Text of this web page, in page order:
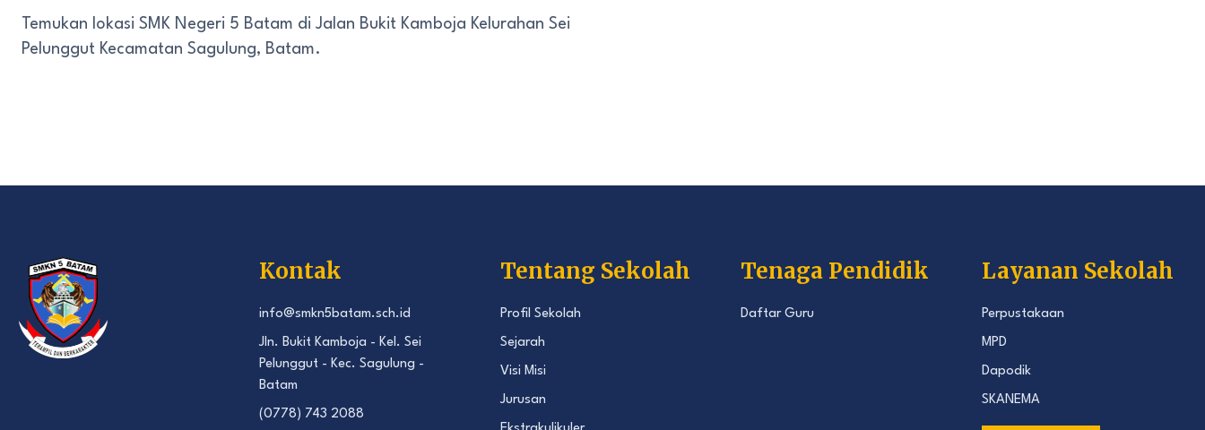
Temukan lokasi SMK Negeri 5 Batam di Jalan Bukit Kamboja Kelurahan Sei
Pelunggut Kecamatan Sagulung, Batam.
Kontak
info@smkn5batam.sch.id
Jln. Bukit Kamboja - Kel. Sei
Pelunggut - Kec. Sagulung -
Batam
(0778) 743 2088
Tentang Sekolah
Profil Sekolah
Sejarah
Visi Misi
Jurusan
Tenaga Pendidik
Daftar Guru
Layanan Sekolah
Perpustakaan
MPD
Dapodik
SKANEMA